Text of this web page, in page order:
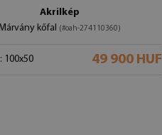
Akrilkép
Márvány kőfal
(#oah-274110360)
100x50 49 900 HUF